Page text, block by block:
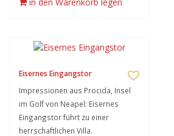
Eisernes Eingangstor
Impressionen aus Procida, Insel
im Golf von Neapel: Eisernes
Eingangstor führt zu einer
herrschaftlichen Villa.